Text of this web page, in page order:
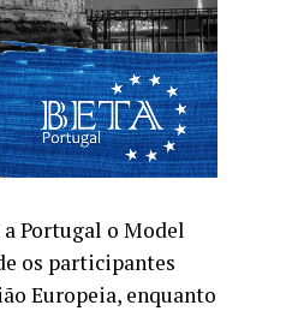
Portugal o Model
os participantes
Europeia, enquanto